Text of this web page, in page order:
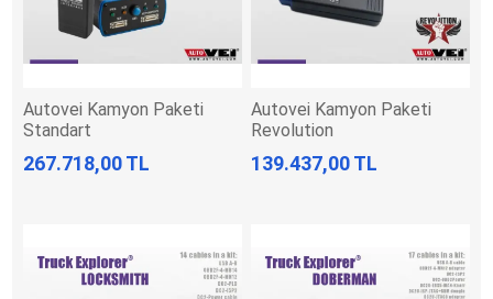
Autovei Kamyon Paketi
Standart
267.718,00 TL
Autovei Kamyon Paketi
Revolution
139.437,00 TL